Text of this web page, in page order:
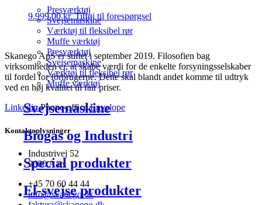
Presværktøj
Svejsemaskine
Værktøj til fleksibel rør
Muffe værktøj
Presværktøj
Svejsemaskine
Værktøj til fleksibel rør
Muffe værktøj
Svejsemaskine
Biogas og Industri
Special produkter
El-svejse produkter
9.999,00kr. Tilføj til forespørgsel
Skanego ApS er stiftet i september 2019. Filosofien bag
virksomheden er, at skabe værdi for de enkelte forsyningsselskaber
til fordel for forbrugerne. Dette skal blandt andet komme til udtryk
ved en høj kvalitet til fair priser.
Linkedin Phone-office Envelope
Kontaktoplysninger
Industrivej 52
9600 Aars
+45 70 60 44 44
info@skanego.dk